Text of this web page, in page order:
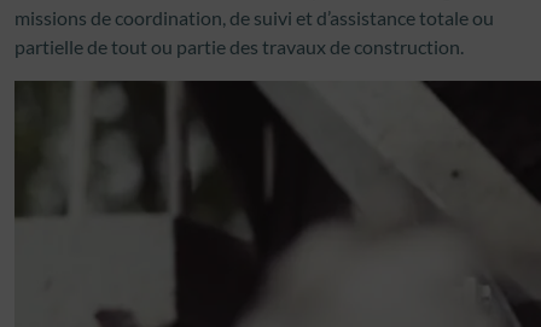
missions de coordination, de suivi et d’assistance totale ou
partielle de tout ou partie des travaux de construction.